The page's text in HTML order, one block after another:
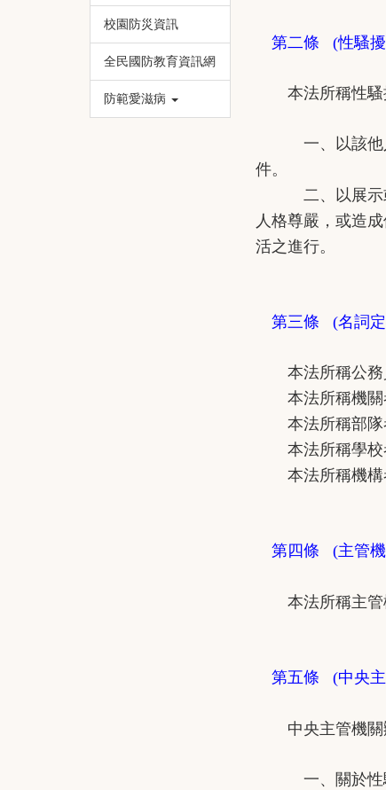
校園防災資訊
全民國防教育資訊網
防範愛滋病
第二條 (性
本法所稱性騷擾
一、以該他人
件。
二、以展示或
人格尊嚴，或造
活之進行。
第三條 (名詞
本法所稱公務
本法所稱機關
本法所稱部隊
本法所稱學校
本法所稱機構者
第四條 (主管
本法所稱主管機
第五條 (中央
中央主管機關辦
一、關於性騷